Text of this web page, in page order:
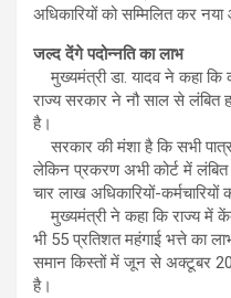
अधिकारियों को सम्मिलित कर नया
जल्द देंगे पदोन्नति का लाभ
मुख्यमंत्री डा. यादव ने कहा कि
राज्य सरकार ने नौ साल से लंबित
है।
सरकार की मंशा है कि सभी पात्र
लेकिन प्रकरण अभी कोर्ट में
चार लाख अधिकारियों-कर्मचारियों
मुख्यमंत्री ने कहा कि राज्य में
भी 55 प्रतिशत महंगाई भत्ते का
समान किस्तों में जून से अक्टूबर
है।